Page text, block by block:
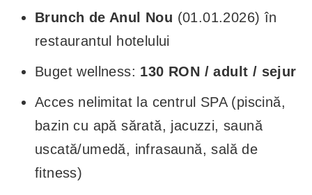
Brunch de Anul Nou (01.01.2026) în
restaurantul hotelului
Buget wellness: 130 RON / adult / sejur
Acces nelimitat la centrul SPA (piscină,
bazin cu apă sărată, jacuzzi, saună
uscată/umedă, infrasaună, sală de
fitness)